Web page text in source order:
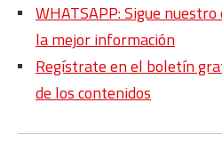
WHATSAPP: Sigue
la mejor información
Regístrate en el boletín
de los contenidos